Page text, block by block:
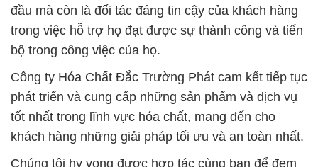
đầu mà còn là đối tác đáng tin cậy của khách hàng
trong việc hỗ trợ họ đạt được sự thành công và tiến
bộ trong công việc của họ.
Công ty Hóa Chất Đắc Trường Phát cam kết tiếp tục
phát triển và cung cấp những sản phẩm và dịch vụ
tốt nhất trong lĩnh vực hóa chất, mang đến cho
khách hàng những giải pháp tối ưu và an toàn nhất.
Chúng tôi hy vọng được hợp tác cùng bạn để đem